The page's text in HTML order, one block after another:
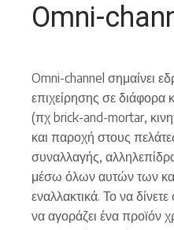
Omni-
Omni-channel σημαίνει
επιχείρησης σε διάφορα
(πχ brick-and-mortar,
και παροχή στους
συναλλαγής,
μέσω όλων αυτών των
εναλλακτικά. Το να
να αγοράζει ένα προϊόν